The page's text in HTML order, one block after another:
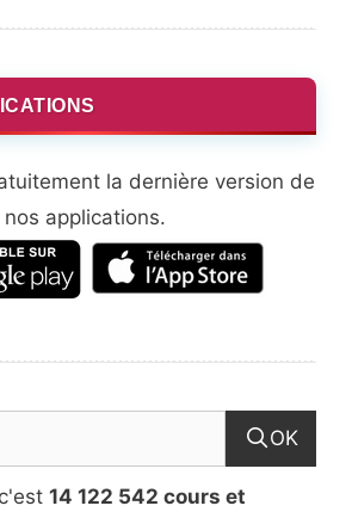
la dernière version de
nos applications.
OK
c'est 14 122 542 cours et